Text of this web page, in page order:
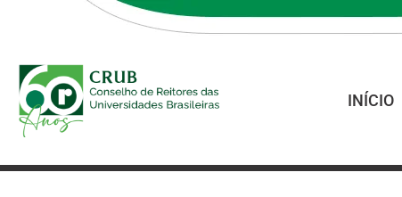
INÍCIO